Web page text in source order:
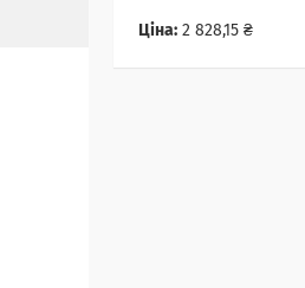
Ціна: 2 828,15 ₴